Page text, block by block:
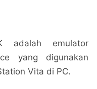
emulator
yang digunakan
Vita di PC.